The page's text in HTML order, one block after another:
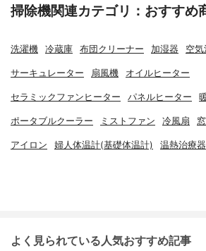
掃除機関連カテゴリ：おすすめ
洗濯機 冷蔵庫 布団クリーナー 加湿器 空
サーキュレーター 扇風機 オイルヒーター
セラミックファンヒーター パネルヒーター
ポータブルクーラー ミストファン 冷風扇
アイロン 婦人体温計(基礎体温計) 温熱治療器
よく見られている人気おすすめ記事